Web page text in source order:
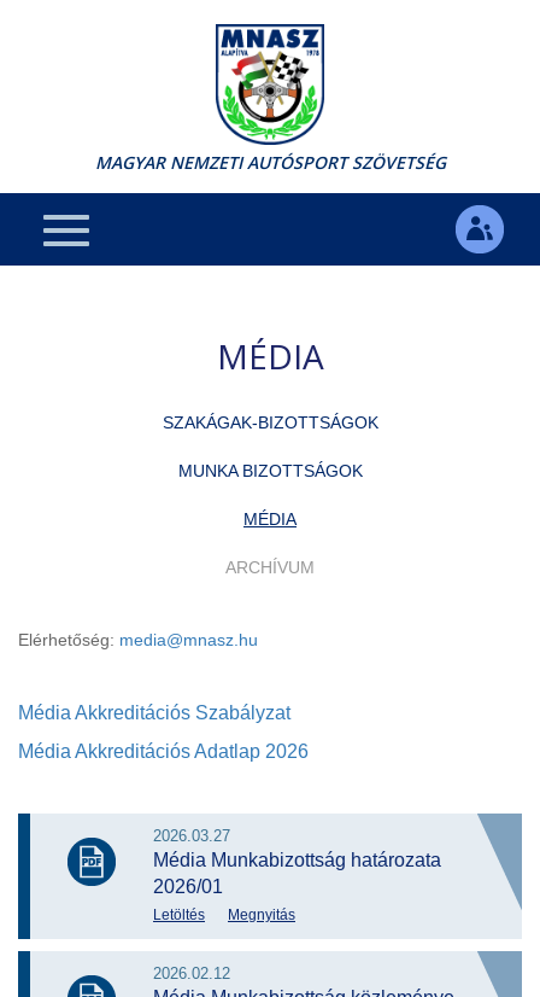
MAGYAR NEMZETI AUTÓSPORT SZÖVETSÉG
MÉDIA
SZAKÁGAK-BIZOTTSÁGOK
MUNKA BIZOTTSÁGOK
MÉDIA
ARCHÍVUM
Elérhetőség: media@mnasz.hu
Média Akkreditációs Szabályzat
Média Akkreditációs Adatlap 2026
2026.03.27
Média Munkabizottság határozata
2026/01
Letöltés Megnyitás
2026.02.12